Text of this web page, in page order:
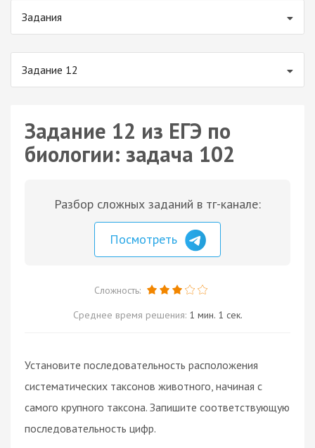
Задания
Задание 12
Задание 12 из ЕГЭ по
биологии: задача 102
Разбор сложных заданий в тг-канале:
Посмотреть
Сложность:
Среднее время решения: 1 мин. 1 сек.
Установите последовательность расположения
систематических таксонов животного, начиная с
самого крупного таксона. Запишите соответствующую
последовательность цифр.